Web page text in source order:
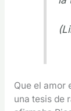
Que el amor
una tesis de